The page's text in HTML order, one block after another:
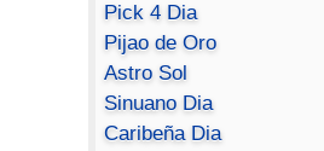
Pick 4 Dia
Pijao de Oro
Astro Sol
Sinuano Dia
Caribeña Dia